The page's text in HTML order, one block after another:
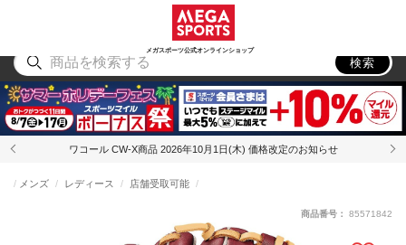
メガスポーツ公式オンラインショップ
アウトドア
検索
ワコール CW-X商品 2026年10月1日(木) 価格改定のお知らせ
メンズ レディース 店舗受取可能
商品番号： 85571842